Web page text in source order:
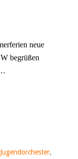
neue
begrüßen
Jugendorchester,